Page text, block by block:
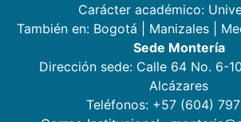
Carácter académico:
También en: Bogotá Manizales
Sede Montería
Dirección sede: Calle 64 No. 6-
Alcázares
Teléfonos: +57 (604)